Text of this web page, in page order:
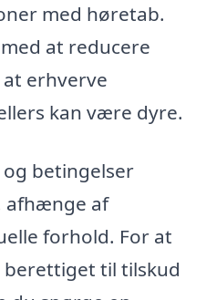
med høretab.
at reducere
erhverve
kan være dyre.
betingelser
afhænge af
forhold. For at
til tilskud